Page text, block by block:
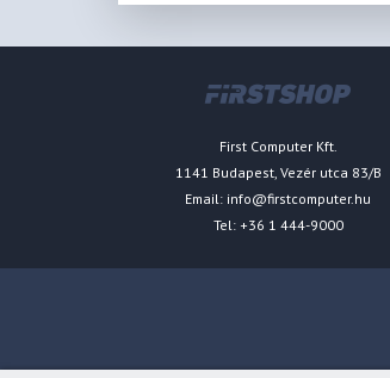
First Computer Kft.
1141 Budapest, Vezér utca 83/B
Email: info@firstcomputer.hu
Tel: +36 1 444-9000